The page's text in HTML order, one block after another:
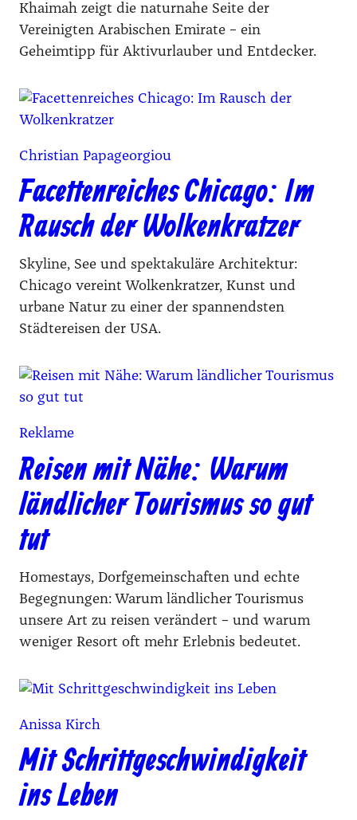
Khaimah zeigt die naturnahe Seite der
Vereinigten Arabischen Emirate – ein
Geheimtipp für Aktivurlauber und Entdecker.
Christian Papageorgiou
Facettenreiches Chicago: Im
Rausch der Wolkenkratzer
Skyline, See und spektakuläre Architektur:
Chicago vereint Wolkenkratzer, Kunst und
urbane Natur zu einer der spannendsten
Städtereisen der USA.
Reklame
Reisen mit Nähe: Warum
ländlicher Tourismus so gut
tut
Homestays, Dorfgemeinschaften und echte
Begegnungen: Warum ländlicher Tourismus
unsere Art zu reisen verändert – und warum
weniger Resort oft mehr Erlebnis bedeutet.
Anissa Kirch
Mit Schrittgeschwindigkeit
ins Leben